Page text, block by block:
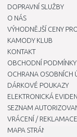
DOPRAVNÍ SLUŽBY
O NÁS
VÝHODNĚJŠÍ CENY
KAMODY KLUB
KONTAKT
OBCHODNÍ PODMÍNKY
OCHRANA OSOBNÍCH
DÁRKOVÉ POUKAZY
ELEKTRONICKÁ
SEZNAM
VRÁCENÍ / REKLAMACE
MAPA STRÁNKY